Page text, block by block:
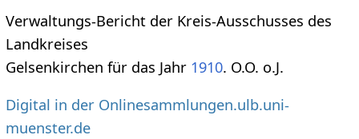
Verwaltungs-Bericht der Kreis-Ausschusses des
Landkreises
Gelsenkirchen für das Jahr 1910. O.O. o.J.
Digital in der Onlinesammlungen.ulb.uni-
muenster.de